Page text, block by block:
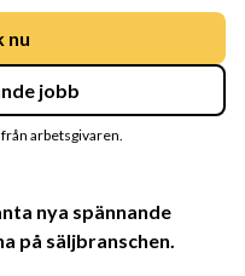
nya spännande
på säljbranschen.
nu
jobb
arbetsgivaren.